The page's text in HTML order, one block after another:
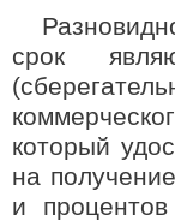
срок
который
на
и